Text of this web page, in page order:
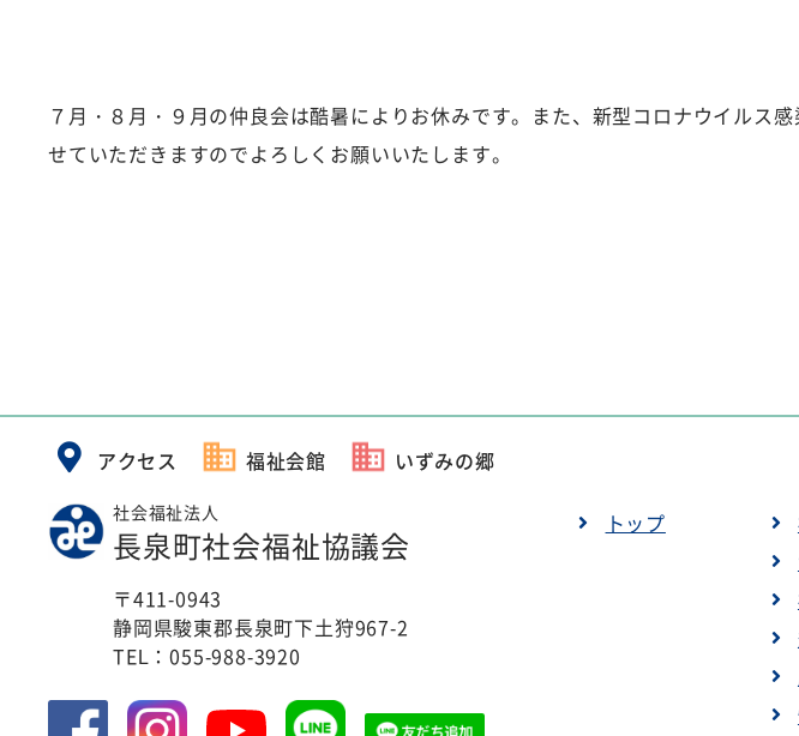
７月・８月・９月の仲良会は酷暑によりお休みです。また、新型コロナウイルス
せていただきますのでよろしくお願いいたします。
アクセス 福祉会館 いずみの郷
社会福祉法人
長泉町社会福祉協議会
〒411-0943
静岡県駿東郡長泉町下土狩967-2
TEL：055-988-3920
トップ